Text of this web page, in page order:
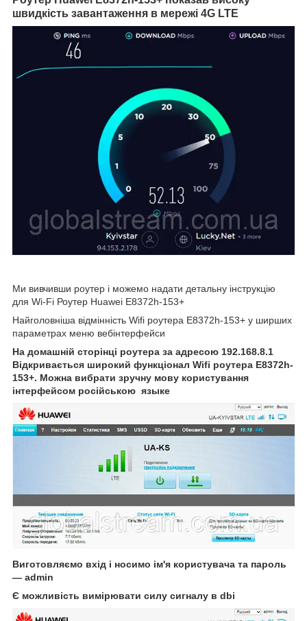
швидкість завантаження в мережі 4G LTE
Ми вивчивши роутер і можемо надати детальну інструкцію
для Wi-Fi Роутер Huawei E8372h-153+
Найголовніша відмінність Wifi роутера E8372h-153+ у ширших
параметрах меню вебінтерфейси
На домашній сторінці роутера за адресою 192.168.8.1
Відкривається широкий функціонал Wifi роутера E8372h-
153+. Можна вибрати зручну мову користування
інтерфейсом російською языке
Виготовляємо вхід і носимо ім'я користувача та пароль
— admin
Є можливість вимірювати силу сигналу в dbi